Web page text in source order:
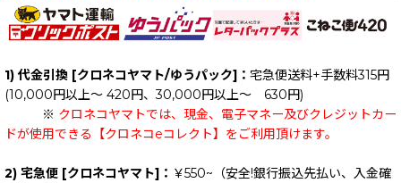
1) 代金引換 [クロネコヤマト/ゆうパック]： 宅急便送料+手数料315円
(10,000円以上～ 420円、30,000円以上～ 630円)
※ クロネコヤマトでは、現金、電子マネー及びクレジットカー
ドが使用できる【クロネコeコレクト】をご利用頂けます。
2) 宅急便 [クロネコヤマト]： ￥550~（安全!銀行振込先払い、入金確